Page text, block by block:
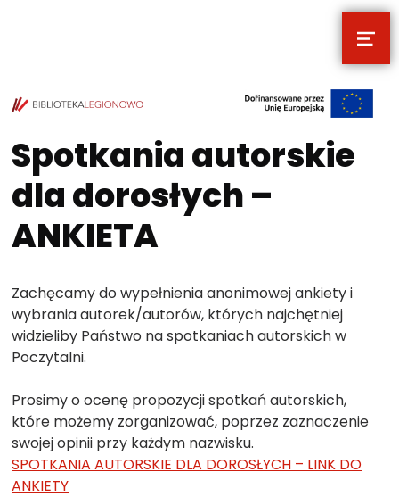
POCZYTALNIA – NOWE MIEJSCE NA
TWOJE NOWE MIEJSCE NA TWOJE KULTURALNE EKSPLORACJE
Spotkania autorskie
dla dorosłych –
ANKIETA
Zachęcamy do wypełnienia anonimowej ankiety i
wybrania autorek/autorów, których najchętniej
widzieliby Państwo na spotkaniach autorskich w
Poczytalni.
Prosimy o ocenę propozycji spotkań autorskich,
które możemy zorganizować, poprzez zaznaczenie
swojej opinii przy każdym nazwisku.
SPOTKANIA AUTORSKIE DLA DOROSŁYCH – LINK DO
ANKIETY